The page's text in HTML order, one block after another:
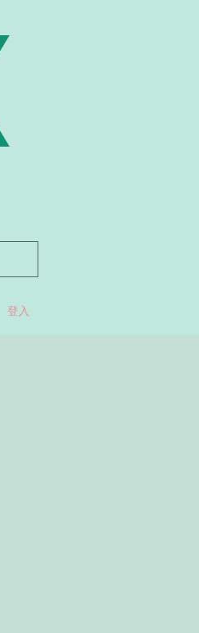
登入